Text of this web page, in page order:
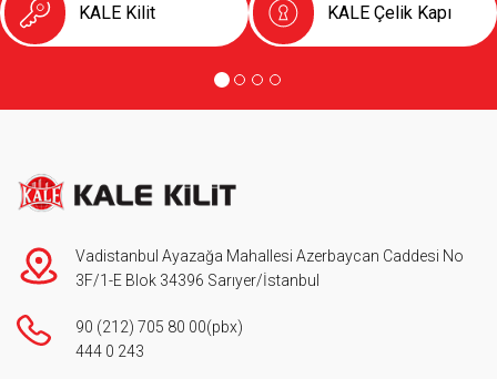
KALE Kilit KALE Çelik Kapı
Vadistanbul Ayazağa Mahallesi Azerbaycan Caddesi No
3F/1-E Blok 34396 Sarıyer/İstanbul
90 (212) 705 80 00(pbx)
444 0 243